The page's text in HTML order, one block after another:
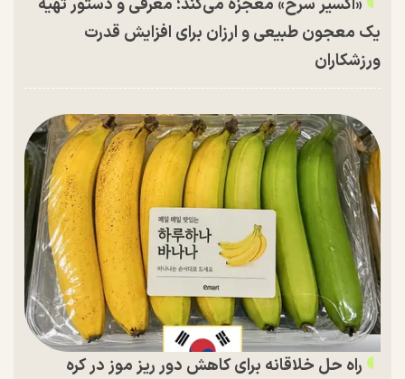
«اکسیر سرخ» معجزه می‌کند؛ معرفی و دستور تهیه
یک معجون طبیعی و ارزان برای افزایش قدرت
ورزشکاران
راه حل خلاقانه برای کاهش دور ریز موز در کره